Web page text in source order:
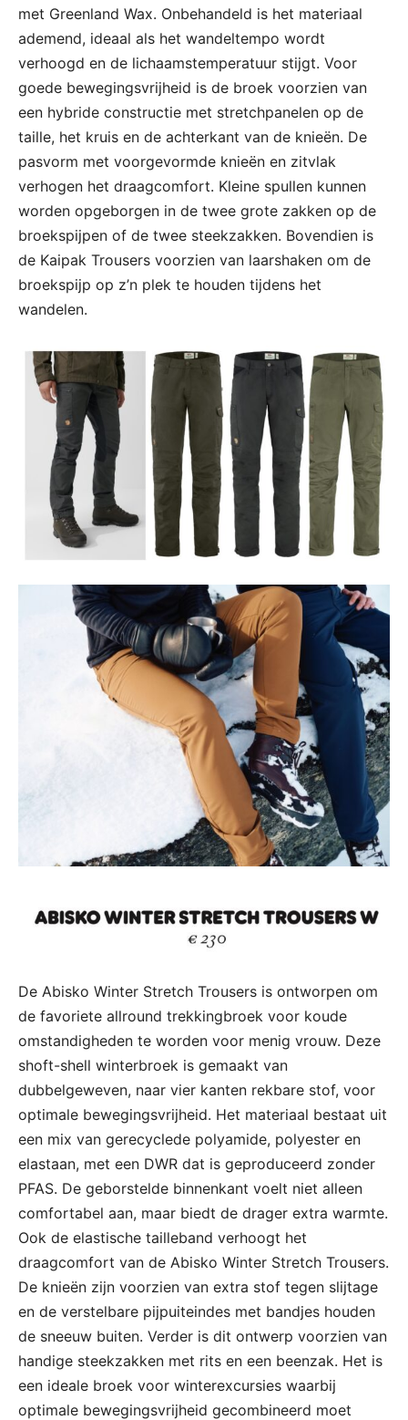
met Greenland Wax. Onbehandeld is het materiaal
ademend, ideaal als het wandeltempo wordt
verhoogd en de lichaamstemperatuur stijgt. Voor
goede bewegingsvrijheid is de broek voorzien van
een hybride constructie met stretchpanelen op de
taille, het kruis en de achterkant van de knieën. De
pasvorm met voorgevormde knieën en zitvlak
verhogen het draagcomfort. Kleine spullen kunnen
worden opgeborgen in de twee grote zakken op de
broekspijpen of de twee steekzakken. Bovendien is
de Kaipak Trousers voorzien van laarshaken om de
broekspijp op z’n plek te houden tijdens het
wandelen.
De Abisko Winter Stretch Trousers is ontworpen om
de favoriete allround trekkingbroek voor koude
omstandigheden te worden voor menig vrouw. Deze
shoft-shell winterbroek is gemaakt van
dubbelgeweven, naar vier kanten rekbare stof, voor
optimale bewegingsvrijheid. Het materiaal bestaat uit
een mix van gerecyclede polyamide, polyester en
elastaan, met een DWR dat is geproduceerd zonder
PFAS. De geborstelde binnenkant voelt niet alleen
comfortabel aan, maar biedt de drager extra warmte.
Ook de elastische tailleband verhoogt het
draagcomfort van de Abisko Winter Stretch Trousers.
De knieën zijn voorzien van extra stof tegen slijtage
en de verstelbare pijpuiteindes met bandjes houden
de sneeuw buiten. Verder is dit ontwerp voorzien van
handige steekzakken met rits en een beenzak. Het is
een ideale broek voor winterexcursies waarbij
optimale bewegingsvrijheid gecombineerd moet